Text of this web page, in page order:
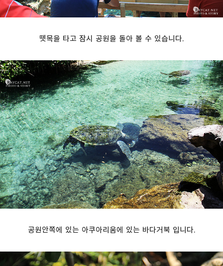
뗏목을 타고 잠시 공원을 돌아 볼 수 있습니다.
공원안쪽에 있는 아쿠아리움에 있는 바다거북 입니다.